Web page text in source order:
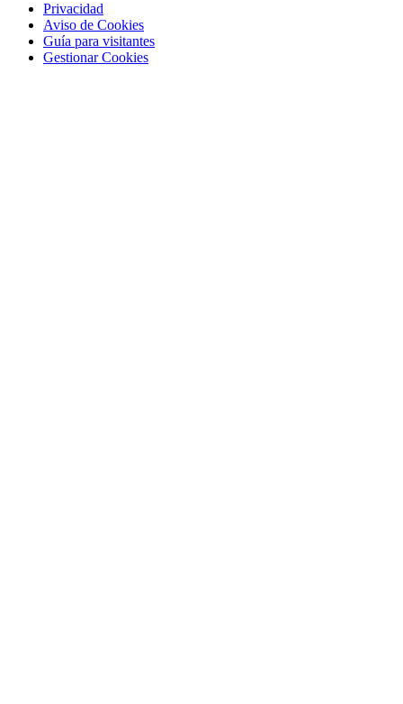
Privacidad
Aviso de Cookies
Guía para visitantes
Gestionar Cookies